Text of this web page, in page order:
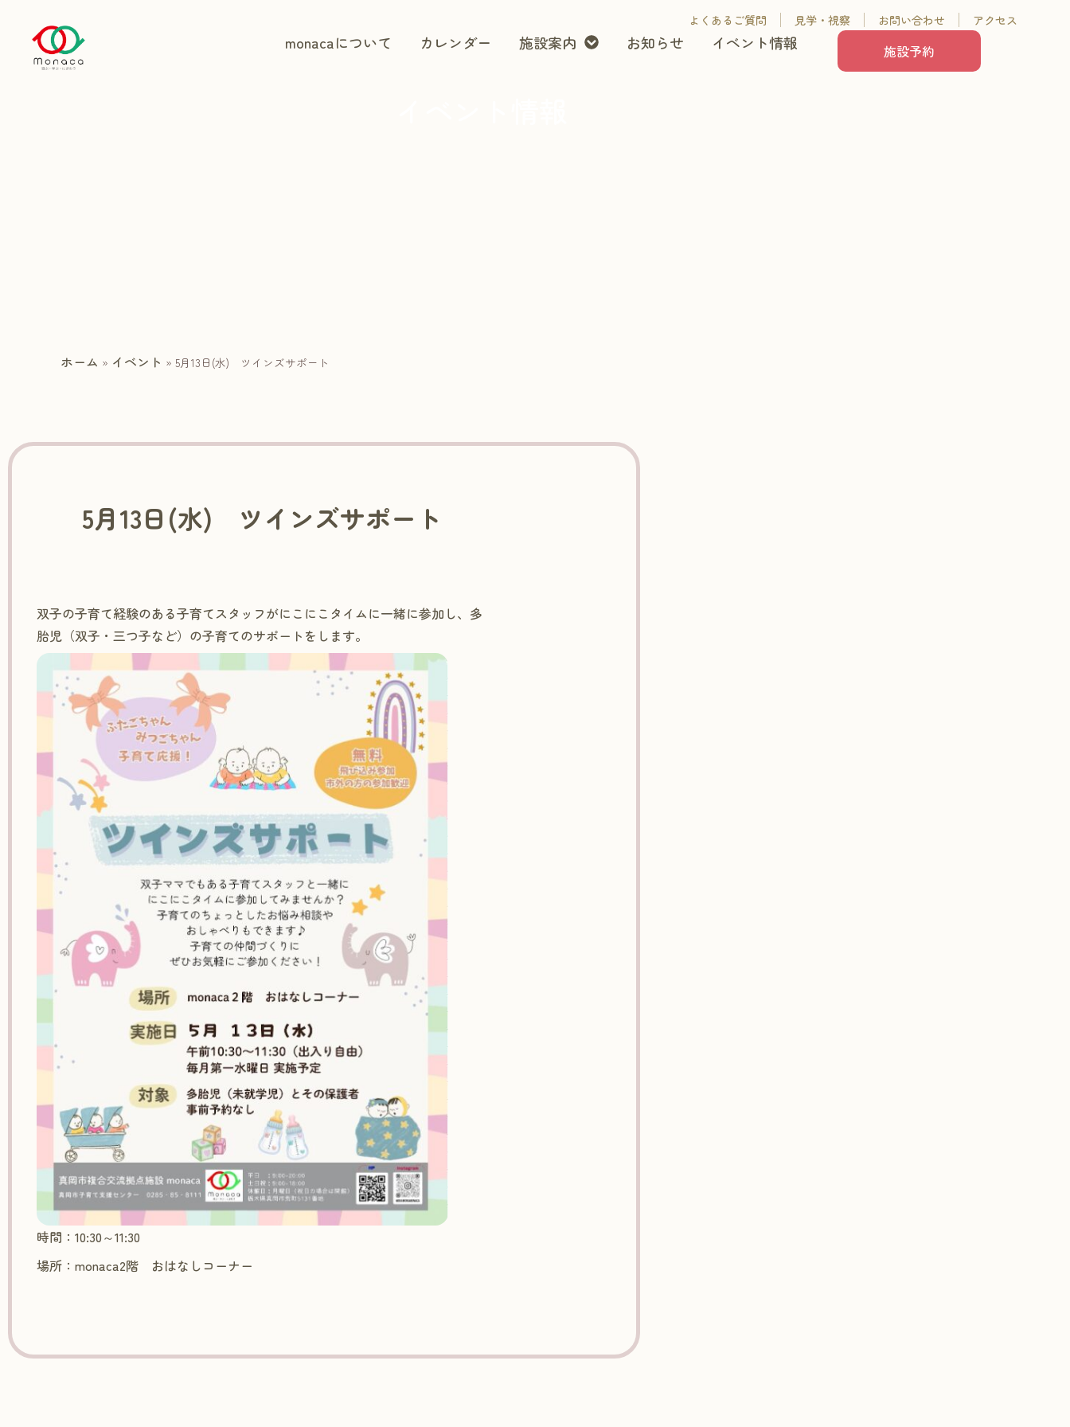
よくあるご質問 見学・視察 お問い合わせ アクセス
monacaについて カレンダー 施設案内 お知らせ イベント情報 施設予約
ホーム » イベント »5月13日(水) ツインズサポート
5月13日(水) ツインズサポート
双子の子育て経験のある子育てスタッフがにこにこタイムに一緒に参加し、多
胎児（双子・三つ子など）の子育てのサポートをします。
時間：10:30～11:30
場所：monaca2階 おはなしコーナー